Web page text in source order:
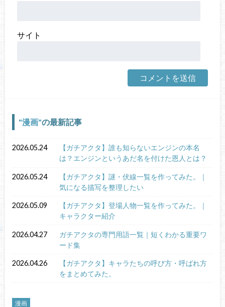
サイト
漫画 の最新記事
2026.05.24
【ガチアクタ】誰も知らないエンジンの本名
は？エンジンというあだ名を付けた恩人とは？
2026.05.24
【ガチアクタ】謎・伏線一覧を作ってみた。｜
気になる描写を整理したい
2026.05.09
【ガチアクタ】登場人物一覧を作ってみた。｜
キャラクター紹介
2026.04.27
ガチアクタの専門用語一覧｜短くわかる重要ワ
ード集
2026.04.26
【ガチアクタ】キャラたちの呼び方・呼ばれ方
をまとめてみた。
漫画